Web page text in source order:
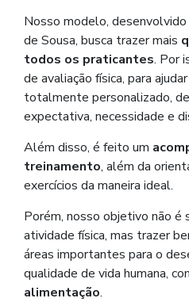
Nosso modelo,
de Sousa, busca trazer mais
todos os praticantes. Por
de avaliação física, para
totalmente personalizado,
expectativa, necessidade e
Além disso, é feito um
treinamento, além da
exercícios da maneira ideal.
Porém, nosso objetivo não é
atividade física, mas trazer
áreas importantes para o
qualidade de vida humana,
alimentação.